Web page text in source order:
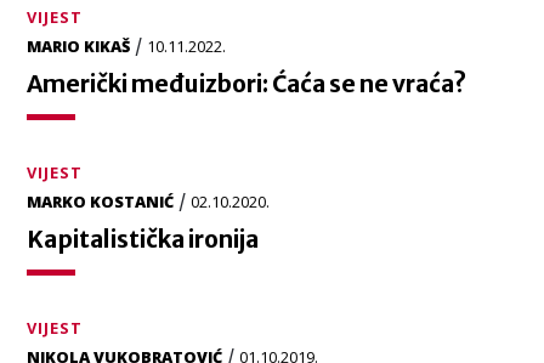
VIJEST
MARIO KIKAŠ / 10.11.2022.
Američki međuizbori: Ćaća se ne vraća?
VIJEST
MARKO KOSTANIĆ /02.10.2020.
Kapitalistička ironija
VIJEST
NIKOLA VUKOBRATOVIĆ /01.10.2019.